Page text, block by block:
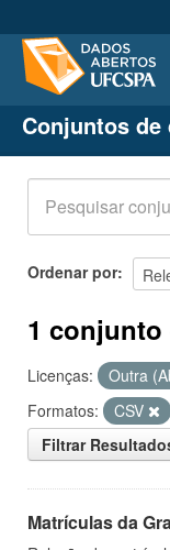
Conjuntos de
Organizações
Grupos
Sobre
Conjuntos de
Ordenar por
1 conjunto
Licenças: Outra
Formatos:
CSV
Filtrar
Matrículas da